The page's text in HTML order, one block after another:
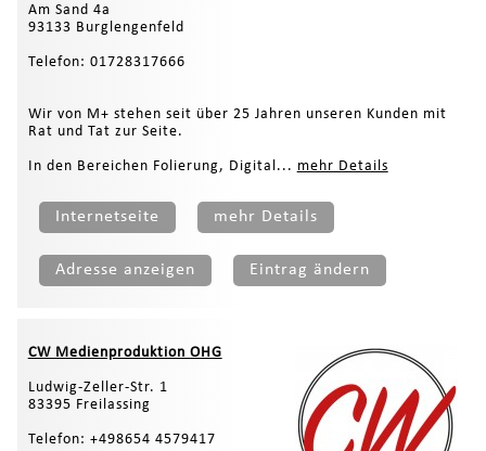
Am Sand 4a
93133 Burglengenfeld
Telefon: 01728317666
Wir von M+ stehen seit über 25 Jahren unseren Kunden mit
Rat und Tat zur Seite.
In den Bereichen Folierung, Digital... mehr Details
Internetseite mehr Details
Adresse anzeigen Eintrag ändern
CW Medienproduktion OHG
Ludwig-Zeller-Str. 1
83395 Freilassing
Telefon: +498654 4579417